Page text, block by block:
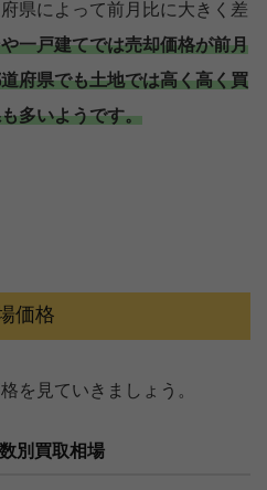
県によって前月比に大きく差
一戸建てでは売却価格が前月
府県でも土地では高く高く買
多いようです。
価格
を見ていきましょう。
別買取相場